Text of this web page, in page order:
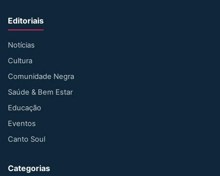
Editoriais
Notícias
Cultura
Comunidade Negra
Saúde & Bem Estar
Educação
Eventos
Canto Soul
Categorias